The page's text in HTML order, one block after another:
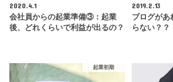
2020.4.1
会社員からの起業準備③：起業
後、どれくらいで利益が出るの？
2019.2.13
ブログがあ
らない？？
起業初期